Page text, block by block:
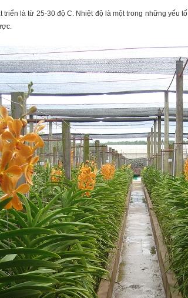
triển là từ 25-30 độ C. Nhiệt độ là một trong những yếu